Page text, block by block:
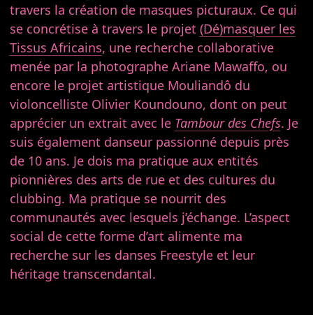
travers la création de masques picturaux. Ce qui
se concrétise à travers le projet (Dé)masquer les
Tissus Africains, une recherche collaborative
menée par la photographe Ariane Mawaffo, ou
encore le projet artistique Mouliandô du
violoncelliste Olivier Koundouno, dont on peut
apprécier un extrait avec le Tambour des Chefs. Je
suis également danseur passionné depuis près
de 10 ans. Je dois ma pratique aux entités
pionnières des arts de rue et des cultures du
clubbing. Ma pratique se nourrit des
communautés avec lesquels j’échange. L’aspect
social de cette forme d’art alimente ma
recherche sur les danses Freestyle et leur
héritage transcendantal.